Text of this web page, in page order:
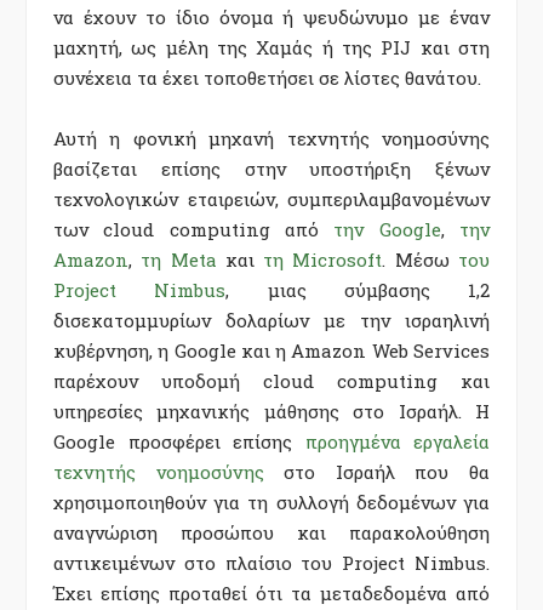
να έχουν το ίδιο όνομα ή ψευδώνυμο με έναν
μαχητή, ως μέλη της Χαμάς ή της PIJ και στη
συνέχεια τα έχει τοποθετήσει σε λίστες θανάτου.
Αυτή η φονική μηχανή τεχνητής νοημοσύνης
βασίζεται επίσης στην υποστήριξη ξένων
τεχνολογικών εταιρειών, συμπεριλαμβανομένων
των cloud computing από την Google, την
Amazon, τη Meta και τη Microsoft. Μέσω του
Project Nimbus, μιας σύμβασης 1,2
δισεκατομμυρίων δολαρίων με την ισραηλινή
κυβέρνηση, η Google και η Amazon Web Services
παρέχουν υποδομή cloud computing και
υπηρεσίες μηχανικής μάθησης στο Ισραήλ. Η
Google προσφέρει επίσης προηγμένα εργαλεία
τεχνητής νοημοσύνης στο Ισραήλ που θα
χρησιμοποιηθούν για τη συλλογή δεδομένων για
αναγνώριση προσώπου και παρακολούθηση
αντικειμένων στο πλαίσιο του Project Nimbus.
Έχει επίσης προταθεί ότι τα μεταδεδομένα από